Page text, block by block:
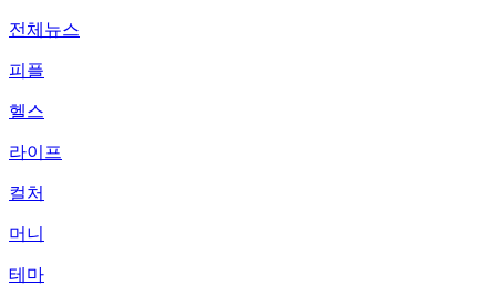
전체뉴스
피플
헬스
라이프
컬처
머니
테마